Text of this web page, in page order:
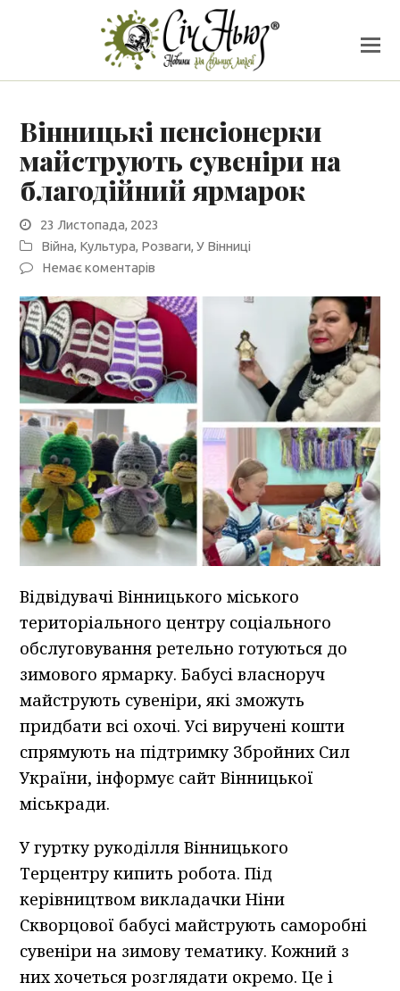
Вінницькі пенсіонерки
майструють сувеніри на
благодійний ярмарок
23 Листопада, 2023
Війна, Культура, Розваги,У Вінниці
Немає коментарів
Відвідувачі Вінницького міського
територіального центру соціального
обслуговування ретельно готуються до
зимового ярмарку. Бабусі власноруч
майструють сувеніри, які зможуть
придбати всі охочі. Усі виручені кошти
спрямують на підтримку Збройних Сил
України, інформує сайт Вінницької
міськради.
У гуртку рукоділля Вінницького
Терцентру кипить робота. Під
керівництвом викладачки Ніни
Скворцової бабусі майструють саморобні
сувеніри на зимову тематику. Кожний з
них хочеться розглядати окремо. Це і